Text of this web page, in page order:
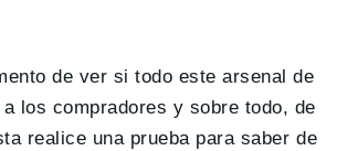
de ver si todo este arsenal de
los compradores y sobre todo, de
realice una prueba para saber de